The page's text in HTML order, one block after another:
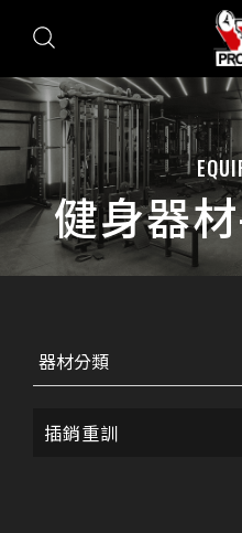
健身器
器材分類
插銷重訓